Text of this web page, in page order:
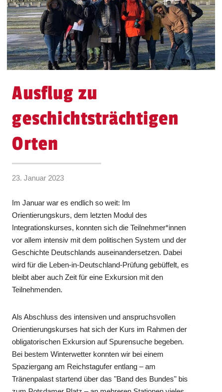
Ausflug zu
geschichtsträchtigen
Orten
23. Januar 2023
Im Januar war es endlich so weit: Im
Orientierungskurs, dem letzten Modul des
Integrationskurses, konnten sich die Teilnehmer*innen
vor allem intensiv mit dem politischen System und der
Geschichte Deutschlands auseinandersetzen. Dabei
wird für die Leben-in-Deutschland-Prüfung gebüffelt, es
bleibt aber auch Zeit für eine Exkursion mit den
Teilnehmenden.
Als Abschluss des intensiven und anspruchsvollen
Orientierungskurses hat sich der Kurs im Rahmen der
obligatorischen Exkursion auf Spurensuche begeben.
Bei bestem Winterwetter konnten wir bei einem
Spaziergang am Reichstagufer entlang – am
Tränenpalast startend über das "Band des Bundes" bis